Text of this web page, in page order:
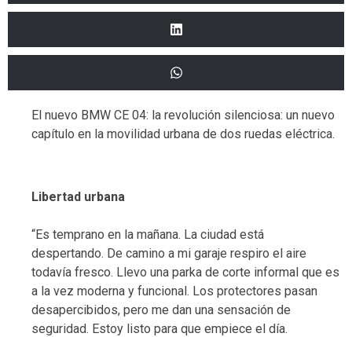
El nuevo BMW CE 04: la revolución silenciosa: un nuevo
capítulo en la movilidad urbana de dos ruedas eléctrica.
Libertad urbana
“Es temprano en la mañana. La ciudad está
despertando. De camino a mi garaje respiro el aire
todavía fresco. Llevo una parka de corte informal que es
a la vez moderna y funcional. Los protectores pasan
desapercibidos, pero me dan una sensación de
seguridad. Estoy listo para que empiece el día.